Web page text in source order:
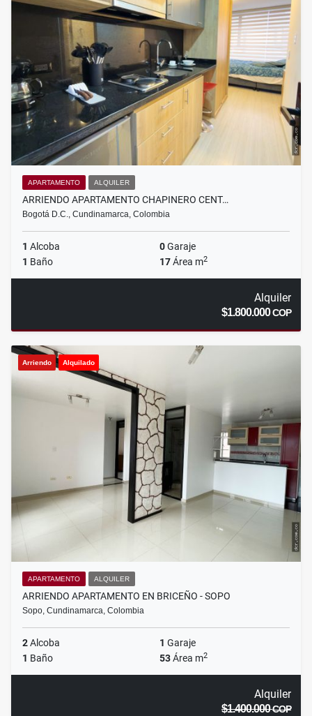
APARTAMENTO ALQUILER
ARRIENDO APARTAMENTO CHAPINERO CENT…
Bogotá D.C., Cundinamarca, Colombia
1 Alcoba 0Garaje
1 Baño 17Área m2
Alquiler
$1.800.000COP
Arriendo Alquilado
APARTAMENTO ALQUILER
ARRIENDO APARTAMENTO EN BRICEÑO - SOPO
Sopo, Cundinamarca, Colombia
2Alcoba 1 Garaje
1 Baño 53Área m2
Alquiler
$1.400.000COP